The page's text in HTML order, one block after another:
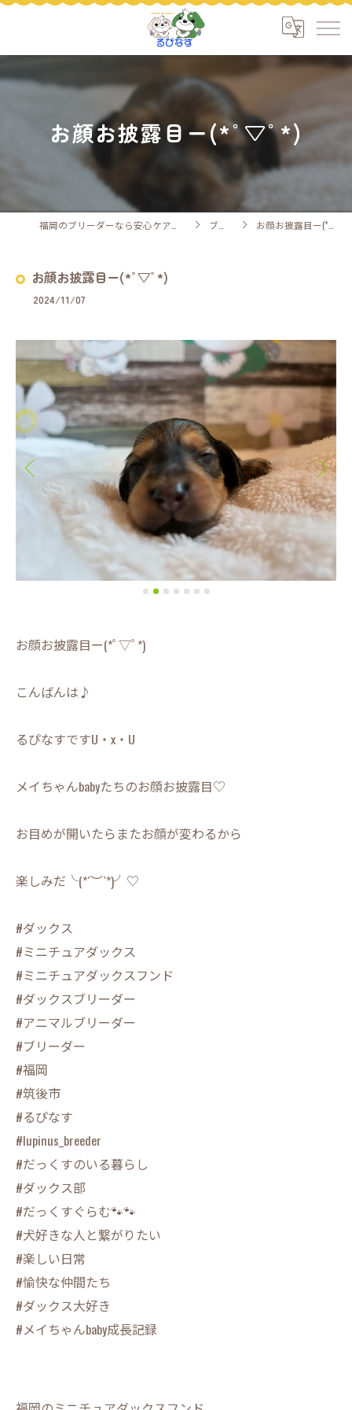
お顔お披露目ー(*ﾟ▽ﾟ*)
ブログ お顔お披露目ー(*ﾟ▽ﾟ*)
お顔お披露目ー(*ﾟ▽ﾟ*)
2024/11/07
お顔お披露目ー(*ﾟ▽ﾟ*)
こんばんは♪
るぴなすですU・x・U
メイちゃんbabyたちのお顔お披露目♡
お目めが開いたらまたお顔が変わるから
楽しみだ╰(*´︶`*)╯♡
#ダックス
#ミニチュアダックス
#ミニチュアダックスフンド
#ダックスブリーダー
#アニマルブリーダー
#ブリーダー
#福岡
#筑後市
#るぴなす
#lupinus_breeder
#だっくすのいる暮らし
#ダックス部
#だっくすぐらむ🐾🐾
#犬好きな人と繋がりたい
#楽しい日常
#愉快な仲間たち
#ダックス大好き
#メイちゃんbaby成長記録